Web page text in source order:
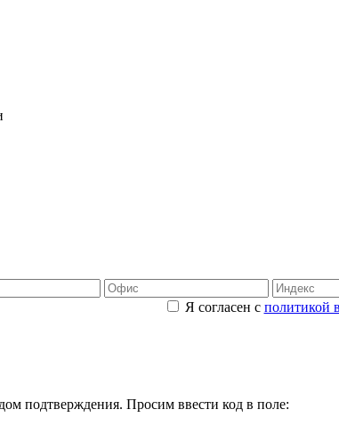
Я согласен с политикой
подтверждения. Просим ввести код в поле: